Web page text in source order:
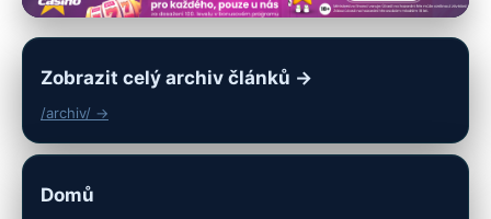
Zobrazit celý archiv článků →
/archiv/ →
Domů